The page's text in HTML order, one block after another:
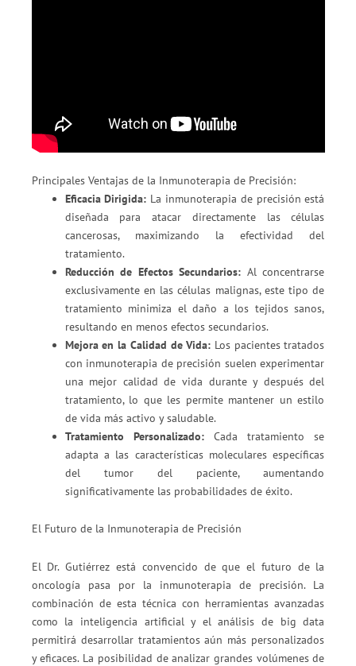
Principales Ventajas de la Inmunoterapia de Precisión:
Eficacia Dirigida: La inmunoterapia de precisión está
diseñada para atacar directamente las células
cancerosas, maximizando la efectividad del
tratamiento.
Reducción de Efectos Secundarios: Al concentrarse
exclusivamente en las células malignas, este tipo de
tratamiento minimiza el daño a los tejidos sanos,
resultando en menos efectos secundarios.
Mejora en la Calidad de Vida: Los pacientes tratados
con inmunoterapia de precisión suelen experimentar
una mejor calidad de vida durante y después del
tratamiento, lo que les permite mantener un estilo
de vida más activo y saludable.
Tratamiento Personalizado:Cada tratamiento se
adapta a las características moleculares específicas
del tumor del paciente, aumentando
significativamente las probabilidades de éxito.
El Futuro de la Inmunoterapia de Precisión
El Dr. Gutiérrez está convencido de que el futuro de la
oncología pasa por la inmunoterapia de precisión. La
combinación de esta técnica con herramientas avanzadas
como la inteligencia artificial y el análisis de big data
permitirá desarrollar tratamientos aún más personalizados
y eficaces. La posibilidad de analizar grandes volúmenes de